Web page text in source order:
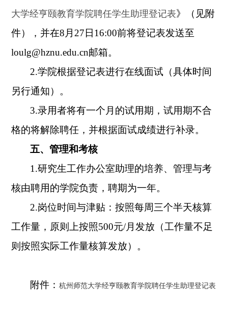
大学经亨颐教育学院聘任学生助理登记表》（见附
件），并在8月27日16:00前将登记表发送至
loulg@hznu.edu.cn邮箱。
2.学院根据登记表进行在线面试（具体时间
另行通知）。
3.录用者将有一个月的试用期，试用期不合
格的将解除聘任，并根据面试成绩进行补录。
五、管理和考核
1.研究生工作办公室助理的培养、管理与考
核由聘用的学院负责，聘期为一年。
2.岗位时间与津贴：按照每周三个半天核算
工作量，原则上按照500元/月发放（工作量不足
则按照实际工作量核算发放）。
附件：杭州师范大学经亨颐教育学院聘任学生助理登记表